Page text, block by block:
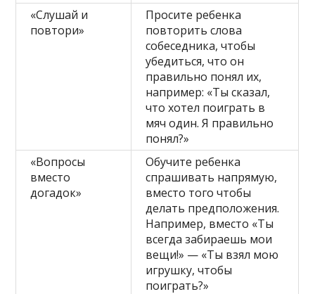
«Слушай и
повтори»
Просите ребенка
повторить слова
собеседника, чтобы
убедиться, что он
правильно понял их,
например: «Ты сказал,
что хотел поиграть в
мяч один. Я правильно
понял?»
«Вопросы
вместо
догадок»
Обучите ребенка
спрашивать напрямую,
вместо того чтобы
делать предположения.
Например, вместо «Ты
всегда забираешь мои
вещи!» — «Ты взял мою
игрушку, чтобы
поиграть?»